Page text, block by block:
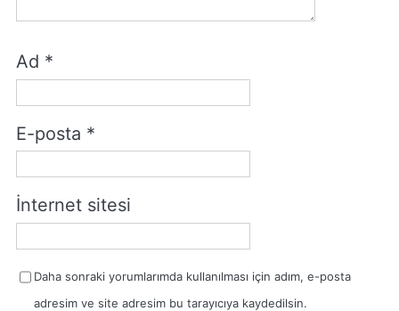
Ad *
E-posta *
İnternet sitesi
Daha sonraki yorumlarımda kullanılması için adım, e-posta
adresim ve site adresim bu tarayıcıya kaydedilsin.